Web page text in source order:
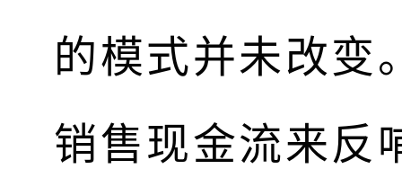
的模式并未改变
销售现金流来反